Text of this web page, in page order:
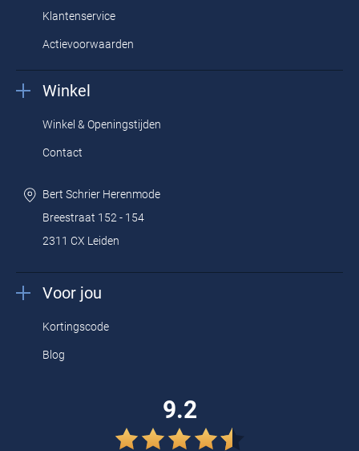
Klantenservice
Actievoorwaarden
Winkel
Winkel & Openingstijden
Contact
Bert Schrier Herenmode
Breestraat 152 - 154
2311 CX Leiden
Voor jou
Kortingscode
Blog
9.2